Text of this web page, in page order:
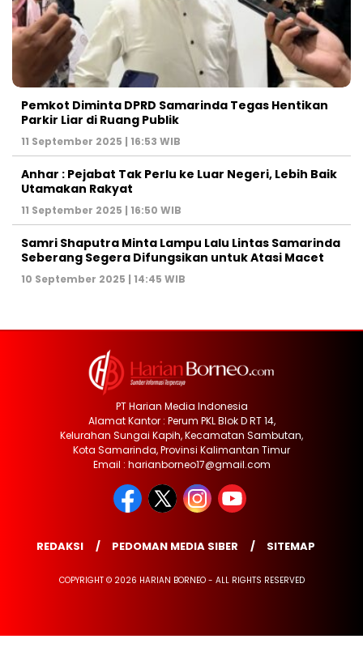
Pemkot Diminta DPRD Samarinda Tegas Hentikan
Parkir Liar di Ruang Publik
11 September 2025 | 16:53 WIB
Anhar : Pejabat Tak Perlu ke Luar Negeri, Lebih Baik
Utamakan Rakyat
11 September 2025 | 16:50 WIB
Samri Shaputra Minta Lampu Lalu Lintas Samarinda
Seberang Segera Difungsikan untuk Atasi Macet
10 September 2025 | 14:45 WIB
PT Harian Media Indonesia
Alamat Kantor : Perum PKL Blok D RT 14,
Kelurahan Sungai Kapih, Kecamatan Sambutan,
Kota Samarinda, Provinsi Kalimantan Timur
Email : harianborneo17@gmail.com
REDAKSI PEDOMAN MEDIA SIBER SITEMAP
COPYRIGHT © 2026 HARIAN BORNEO - ALL RIGHTS RESERVED